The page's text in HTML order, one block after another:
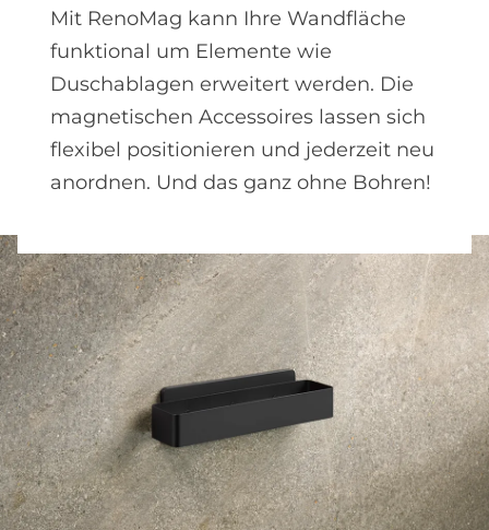
Mit RenoMag kann Ihre Wandfläche
funktional um Elemente wie
Duschablagen erweitert werden. Die
magnetischen Accessoires lassen sich
flexibel positionieren und jederzeit neu
anordnen. Und das ganz ohne Bohren!